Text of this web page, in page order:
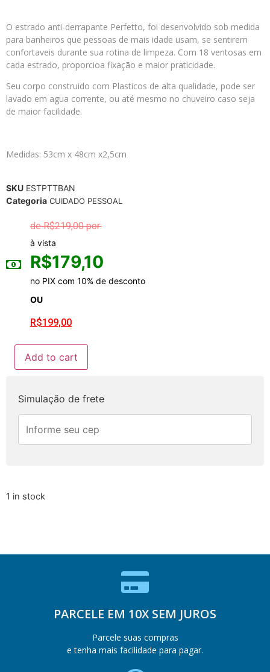
O estrado anti-derrapante Perfetto, foi desenvolvido sob medida
para banheiros que pessoas de mais idade usam, se sentirem
confortaveis durante sua rotina de limpeza. Com 18 ventosas em
cada estrado, proporcioa fixação e maior praticidade.
Seu corpo construido com Plasticos de alta qualidade, pode ser
lavado em agua corrente, ou até mesmo no chuveiro caso seja
de maior facilidade.
Medidas: 53cm x 48cm x2,5cm
SKU ESTPTTBAN
Categoria CUIDADO PESSOAL
R$219,00
R$199,00
à vista
R$179,10
no PIX com 10% de desconto
OU
Add to cart
Simulação de frete
1 in stock
PARCELE EM 10X SEM JUROS
Parcele suas compras
e tenha mais facilidade para pagar.